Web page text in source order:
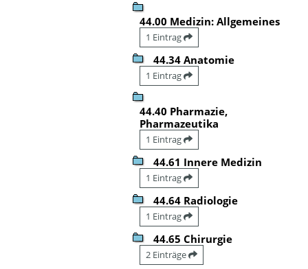
44.00 Medizin: Allgemeines
1 Eintrag
44.34 Anatomie
1 Eintrag
44.40 Pharmazie,
Pharmazeutika
1 Eintrag
44.61 Innere Medizin
1 Eintrag
44.64 Radiologie
1 Eintrag
44.65 Chirurgie
2 Einträge